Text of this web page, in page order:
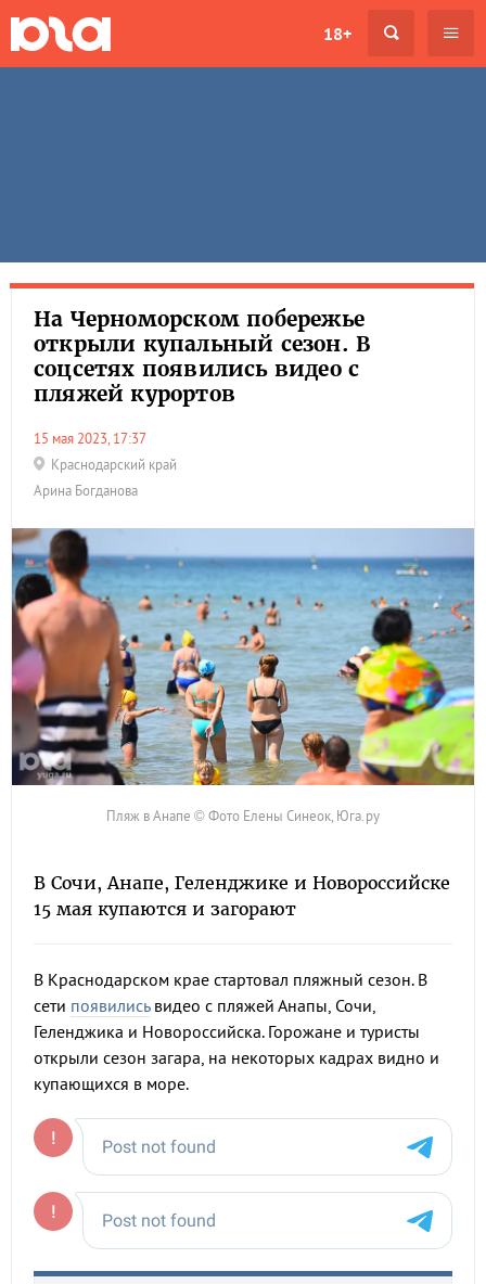
18+
На Черноморском побережье
открыли купальный сезон. В
соцсетях появились видео с
пляжей курортов
15 мая 2023, 17:37
Краснодарский край
Арина Богданова
Пляж в Анапе © Фото Елены Синеок, Юга.ру
В Сочи, Анапе, Геленджике и Новороссийске
15 мая купаются и загорают
В Краснодарском крае стартовал пляжный сезон. В
сети появилисьвидео с пляжей Анапы, Сочи,
Геленджика и Новороссийска. Горожане и туристы
открыли сезон загара, на некоторых кадрах видно и
купающихся в море.